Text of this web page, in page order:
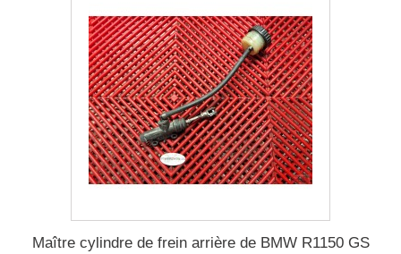
Maître cylindre de frein arrière de BMW R1150 GS